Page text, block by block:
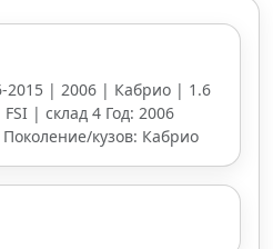
2015 | 2006 | Кабрио | 1.6
| склад 4 Год: 2006
кузов: Кабрио